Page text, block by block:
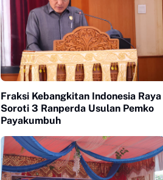
Fraksi Kebangkitan Indonesia Raya
Soroti 3 Ranperda Usulan Pemko
Payakumbuh